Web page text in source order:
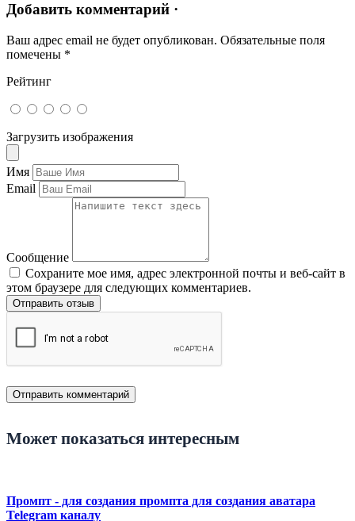
Добавить комментарий ·
Ваш адрес email не будет опубликован. Обязательные поля
помечены *
Рейтинг
Загрузить изображения
Имя
Email
Сообщение
Сохраните мое имя, адрес электронной почты и веб-сайт в
этом браузере для следующих комментариев.
Отправить отзыв
Может показаться интересным
Промпт - для создания промпта для создания аватара
Telegram каналу